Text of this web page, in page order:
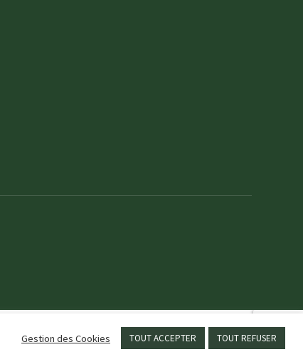
Gestion des Cookies TOUT ACCEPTER TOUT REFUSER